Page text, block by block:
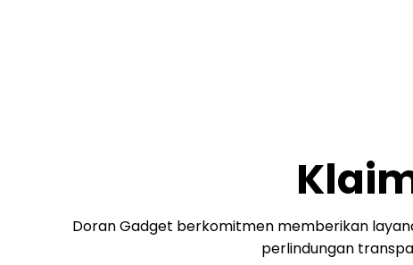
Doran Gadget berkomitmen memberikan
perlindungan